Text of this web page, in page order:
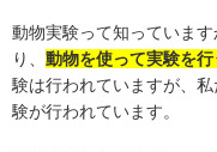
動物実験って知っていま
り、 動物を使って実験を
験は行われていますが、
験が行われています。